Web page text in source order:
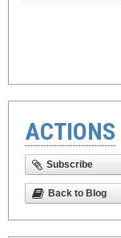
ACTIONS
Subscribe
Back to Blog